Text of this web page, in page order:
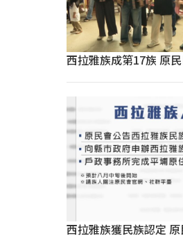
西拉雅族成第17族 原
西拉雅族獲民族認定